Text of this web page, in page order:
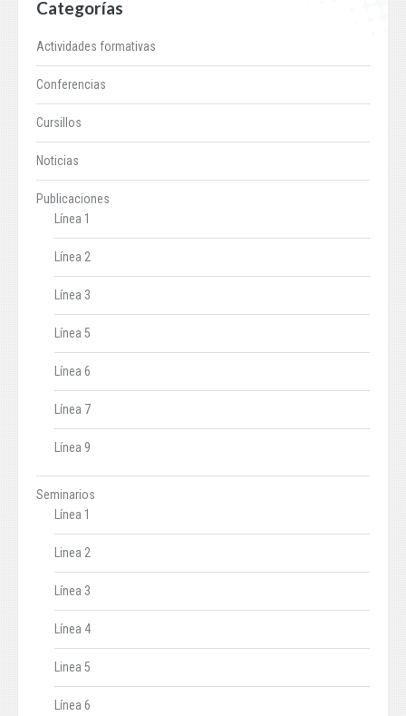
Categorías
Actividades formativas
Conferencias
Cursillos
Noticias
Publicaciones
Línea 1
Línea 2
Línea 3
Línea 5
Línea 6
Línea 7
Línea 9
Seminarios
Línea 1
Linea 2
Línea 3
Línea 4
Linea 5
Línea 6